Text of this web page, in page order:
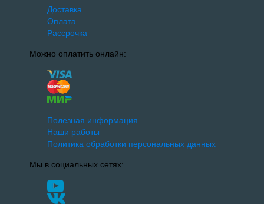
Доставка
Оплата
Рассрочка
Можно оплатить онлайн:
Полезная информация
Наши работы
Политика обработки персональных данных
Мы в социальных сетях: